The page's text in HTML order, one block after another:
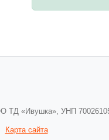
ТД «Ивушка», УНП
Карта сайта